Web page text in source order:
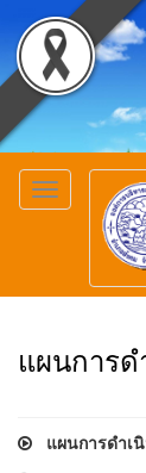
Toggle
navigation
แผนการด
แผนการดำเ